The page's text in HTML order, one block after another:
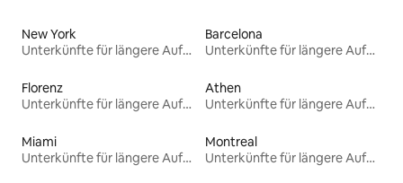
New York
Unterkünfte für längere Aufenthalte
Barcelona
Unterkünfte für längere Aufenthalte
Florenz
Unterkünfte für längere Aufenthalte
Athen
Unterkünfte für längere Aufenthalte
Miami
Unterkünfte für längere Aufenthalte
Montreal
Unterkünfte für längere Aufenthalte